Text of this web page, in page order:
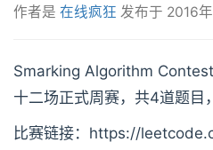
作者是 在线疯狂 发布于 2016
Smarking Algorithm
十二场正式周赛，共4道题目
比赛链接：https://